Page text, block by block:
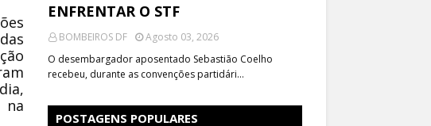
na
ENFRENTAR O STF
BOMBEIROS DF
Agosto 03, 2026
O desembargador aposentado Sebastião Coelho
recebeu, durante as convenções partidári…
POSTAGENS POPULARES